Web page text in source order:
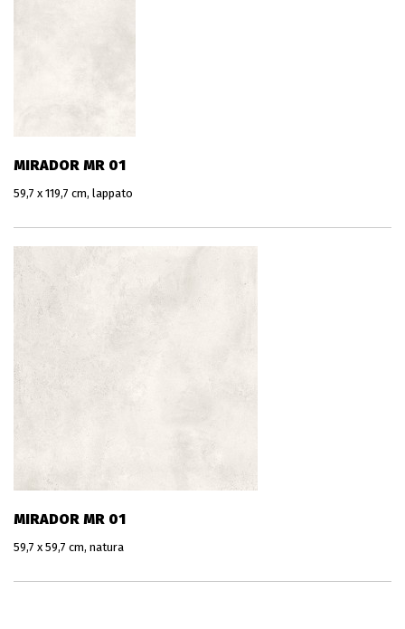
MIRADOR MR 01
59,7 x 119,7 cm, lappato
MIRADOR MR 01
59,7 x 59,7 cm, natura